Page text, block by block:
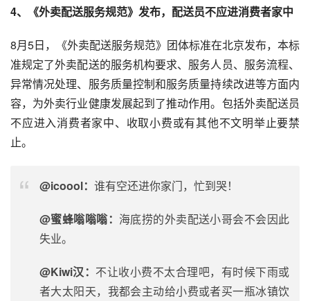
4、《外卖配送服务规范》发布，配送员不应进消费者家中
8月5日，《外卖配送服务规范》团体标准在北京发布，本标
准规定了外卖配送的服务机构要求、服务人员、服务流程、
异常情况处理、服务质量控制和服务质量持续改进等方面内
容，为外卖行业健康发展起到了推动作用。包括外卖配送员
不应进入消费者家中、收取小费或有其他不文明举止要禁
止。
@icoool： 谁有空还进你家门，忙到哭！
@蜜蜂嗡嗡嗡： 海底捞的外卖配送小哥会不会因此
失业。
@Kiwi汉： 不让收小费不太合理吧，有时候下雨或
者大太阳天，我都会主动给小费或者买一瓶冰镇饮